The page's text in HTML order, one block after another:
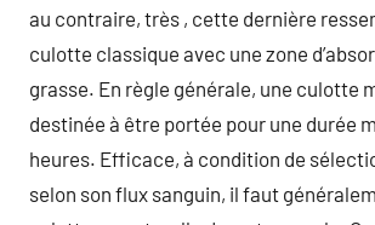
au contraire, très , cette dernière
culotte classique avec une zone
grasse. En règle générale, une culotte
destinée à être portée pour une durée
heures. Efficace, à condition de
selon son flux sanguin, il faut